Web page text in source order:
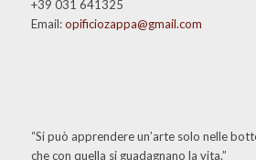
+39 031 641325
Email:opificiozappa@gmail.com
“Si può apprendere un’arte solo nelle
che con quella si guadagnano la vita.”